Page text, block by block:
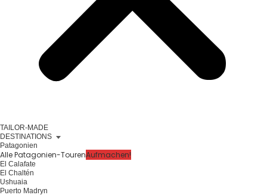
TAILOR-MADE
DESTINATIONS
Patagonien
Alle Patagonien-TourenAufmachen!
El Calafate
El Chaltén
Ushuaia
Puerto Madryn